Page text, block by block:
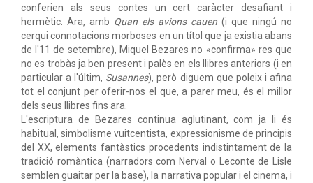
conferien als seus contes un cert caràcter desafiant i
hermètic. Ara, amb Quan els avions cauen (i que ningú no
cerqui connotacions morboses en un títol que ja existia abans
de l'11 de setembre), Miquel Bezares no «confirma» res que
no es trobàs ja ben present i palès en els llibres anteriors (i en
particular a l'últim, Susannes), però diguem que poleix i afina
tot el conjunt per oferir-nos el que, a parer meu, és el millor
dels seus llibres fins ara.
L'escriptura de Bezares continua aglutinant, com ja li és
habitual, simbolisme vuitcentista, expressionisme de principis
del XX, elements fantàstics procedents indistintament de la
tradició romàntica (narradors com Nerval o Leconte de Lisle
semblen guaitar per la base), la narrativa popular i el cinema, i